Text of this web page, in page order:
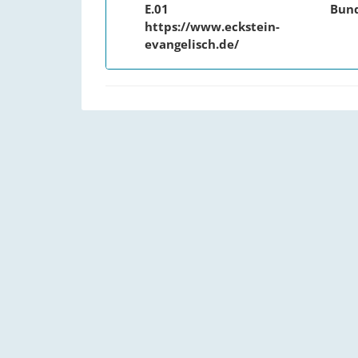
E.01
https://www.eckstein-
evangelisch.de/